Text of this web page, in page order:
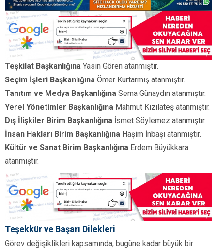
Teşkilat Başkanlığına Yasin Gören atanmıştır.
Seçim İşleri Başkanlığına Ömer Kurtarmış atanmıştır.
Tanıtım ve Medya Başkanlığına Sema Günaydın atanmıştır.
Yerel Yönetimler Başkanlığına Mahmut Kızılateş atanmıştır.
Dış İlişkiler Birim Başkanlığına İsmet Söylemez atanmıştır.
İnsan Hakları Birim Başkanlığına Haşim İnbaşı atanmıştır.
Kültür ve Sanat Birim Başkanlığına Erdem Büyükkara
atanmıştır.
Teşekkür ve Başarı Dilekleri
Görev değişiklikleri kapsamında, bugüne kadar büyük bir